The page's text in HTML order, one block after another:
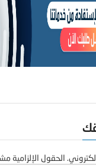
الحقول الإلزامية